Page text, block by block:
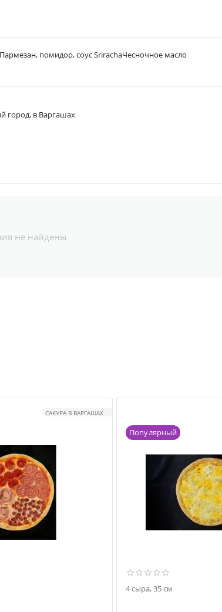
помидор, соус SrirachaЧесночное масло
город, в Варгашах
не найдены
САКУРА В ВАРГАШАХ
Популярный
4 сыра, 35 см